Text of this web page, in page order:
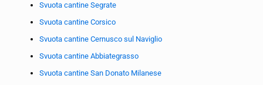
Svuota cantine Segrate
Svuota cantine Corsico
Svuota cantine Cernusco sul Naviglio
Svuota cantine Abbiategrasso
Svuota cantine San Donato Milanese